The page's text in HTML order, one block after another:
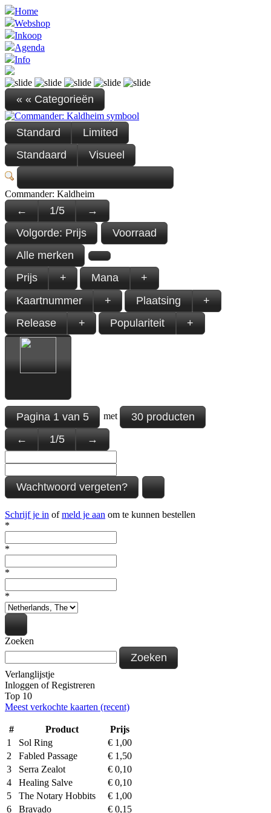
Home
Webshop
Inkoop
Agenda
Info
« « Categorieën
Standard
Limited
Standaard
Visueel
Commander: Kaldheim
← 1/5
→
Volgorde: Prijs
Voorraad
Alle merken
Prijs
+ Mana
+
Kaartnummer
+ Plaatsing
+
Release
+ Populariteit +
Pagina1van5 met
30 producten
←
1/5 →
Wachtwoord vergeten?
Schrijf je in ofmeld je aan om te kunnen bestellen
*
*
*
*
Zoeken
Zoeken
Verlanglijstje
Inloggen ofRegistreren
Top 10
Meest verkochte kaarten (recent)
# Product
Prijs
1
Sol Ring € 1,00
2
Fabled Passage € 1,50
3
Serra Zealot € 0,10
4
Healing Salve € 0,10
5
The Notary Hobbits € 1,00
6
Bravado € 0,15